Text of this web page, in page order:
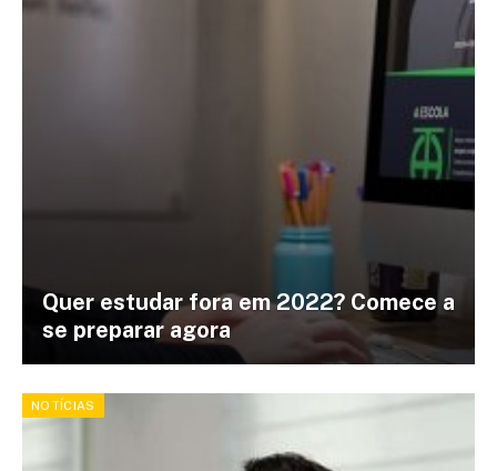
Quer estudar fora em 2022? Comece a
se preparar agora
NOTÍCIAS